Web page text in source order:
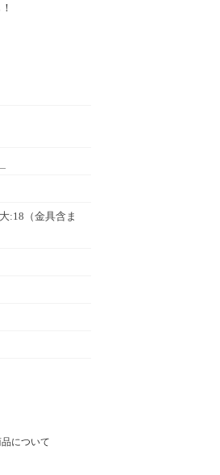
:18（金具含ま
について